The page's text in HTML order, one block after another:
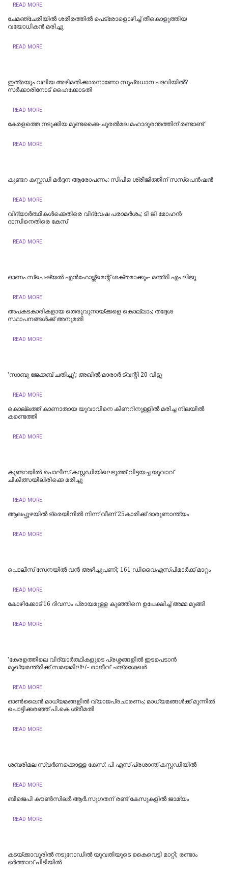
READ MORE
ചേമഞ്ചേരിയില്‍ ശരീരത്തില്‍ പെട്രോളൊഴിച്ച് തീകൊളുത്തിയ
വയോധികന്‍ മരിച്ചു
READ MORE
ഇത്രയും വലിയ അഴിമതിക്കാരനാണോ സുപ്രധാന പദവിയിൽ?
സർക്കാരിനോട് ഹൈക്കോടതി
READ MORE
കേരളത്തെ നടുക്കിയ മുണ്ടക്കൈ-ചൂരല്‍മല മഹാദുരന്തത്തിന് രണ്ടാണ്ട്
READ MORE
കുണ്ടറ കസ്റ്റഡി മര്‍ദ്ദന ആരോപണം: സിപിഒ ശ്രീജിത്തിന് സസ്‌പെന്‍ഷന്‍
READ MORE
വിദ്യാര്‍ത്ഥികള്‍ക്കെതിരെ വിദ്വേഷ പരാമര്‍ശം; ടി ജി മോഹന്‍
ദാസിനെതിരെ കേസ്
READ MORE
ഓണം സ്‌പെഷ്യൽ എൻഫോഴ്സ്മെന്റ് ശക്തമാക്കും- മന്ത്രി എം ലിജു
READ MORE
അപകടകാരികളായ തെരുവുനായ്ക്കളെ കൊല്ലാം; തദ്ദേശ
സ്ഥാപനങ്ങൾക്ക് അനുമതി
READ MORE
'സാബു ജേക്കബ് ചതിച്ചു'; അഖിൽ മാരാർ ട്വന്റി 20 വിട്ടു
READ MORE
കൊല്ലത്ത് കാണാതായ യുവാവിനെ കിണറിനുള്ളിൽ മരിച്ച നിലയിൽ
കണ്ടെത്തി
READ MORE
കുണ്ടറയിൽ പൊലീസ് കസ്റ്റഡിയിലെടുത്ത് വിട്ടയച്ച യുവാവ്
ചികിത്സയിലിരിക്കെ മരിച്ചു
READ MORE
ആലപ്പുഴയിൽ ട്രെയിനില്‍ നിന്ന് വീണ് 25കാരിക്ക് ദാരുണാന്ത്യം
READ MORE
പൊലീസ് സേനയിൽ വൻ അഴിച്ചുപണി; 161 ഡിവൈഎസ്പിമാര്‍ക്ക് മാറ്റം
READ MORE
കോഴിക്കോട് 16 ​ദിവസം പ്രായമുള്ള കുഞ്ഞിനെ ഉപേക്ഷിച്ച് അമ്മ മുങ്ങി
READ MORE
'കേരളത്തിലെ വിദ്യാർത്ഥികളുടെ പ്രശ്നങ്ങളിൽ ഇടപെടാൻ
മുഖ്യമന്ത്രിക്ക് സമയമില്ല'- രാജീവ് ചന്ദ്രശേഖർ
READ MORE
ഓൺലൈൻ മാധ്യമങ്ങളിൽ വ്യാജപ്രചാരണം; മാധ്യമങ്ങൾക്ക് മുന്നിൽ
പൊട്ടിക്കരഞ്ഞ് പി.കെ ശ്രീമതി
READ MORE
ശബരിമല സ്വര്‍ണക്കൊള്ള കേസ്: പി എസ് പ്രശാന്ത് കസ്റ്റഡിയില്‍
READ MORE
ബിജെപി കൗണ്‍സിലര്‍ ആര്‍.സുഗതന് രണ്ട് കേസുകളില്‍ ജാമ്യം
READ MORE
കടയ്ക്കാവൂരിൽ നടുറോഡില്‍ യുവതിയുടെ കൈവെട്ടി മാറ്റി; രണ്ടാം
ഭര്‍ത്താവ് പിടിയിൽ